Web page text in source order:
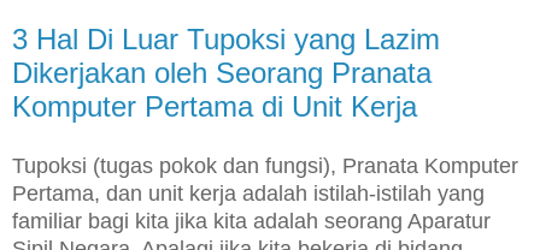
3 Hal Di Luar Tupoksi yang Lazim
Dikerjakan oleh Seorang Pranata
Komputer Pertama di Unit Kerja
Tupoksi (tugas pokok dan fungsi), Pranata Komputer
Pertama, dan unit kerja adalah istilah-istilah yang
familiar bagi kita jika kita adalah seorang Aparatur